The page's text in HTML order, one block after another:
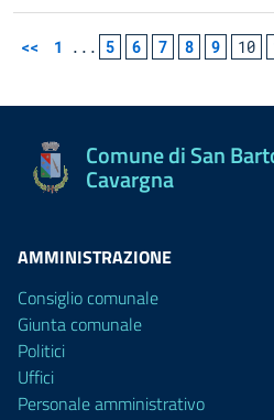
<< 1 ... 5 6 7 8 9 10
Comune di San
Cavargna
AMMINISTRAZIONE
Consiglio comunale
Giunta comunale
Politici
Uffici
Personale amministrativo